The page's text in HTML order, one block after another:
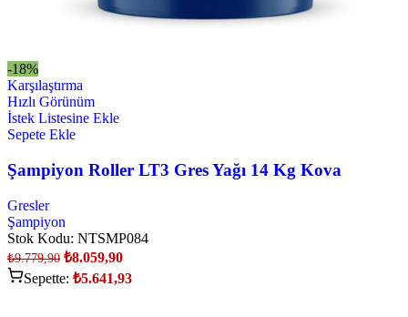
-18%
Karşılaştırma
Hızlı Görünüm
İstek Listesine Ekle
Sepete Ekle
Şampiyon Roller LT3 Gres Yağı 14 Kg Kova
Gresler
Şampiyon
Stok Kodu: NTSMP084
₺9.779,90 ₺8.059,90
Sepette: ₺5.641,93